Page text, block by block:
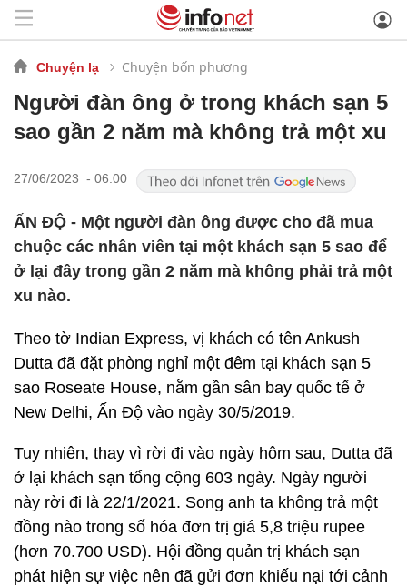
Chuyện lạ Chuyện bốn phương
Người đàn ông ở trong khách sạn 5
sao gần 2 năm mà không trả một xu
27/06/2023 - 06:00
ẤN ĐỘ - Một người đàn ông được cho đã mua
chuộc các nhân viên tại một khách sạn 5 sao để
ở lại đây trong gần 2 năm mà không phải trả một
xu nào.
Theo tờ Indian Express, vị khách có tên Ankush
Dutta đã đặt phòng nghỉ một đêm tại khách sạn 5
sao Roseate House, nằm gần sân bay quốc tế ở
New Delhi, Ấn Độ vào ngày 30/5/2019.
Tuy nhiên, thay vì rời đi vào ngày hôm sau, Dutta đã
ở lại khách sạn tổng cộng 603 ngày. Ngày người
này rời đi là 22/1/2021. Song anh ta không trả một
đồng nào trong số hóa đơn trị giá 5,8 triệu rupee
(hơn 70.700 USD). Hội đồng quản trị khách sạn
phát hiện sự việc nên đã gửi đơn khiếu nại tới cảnh